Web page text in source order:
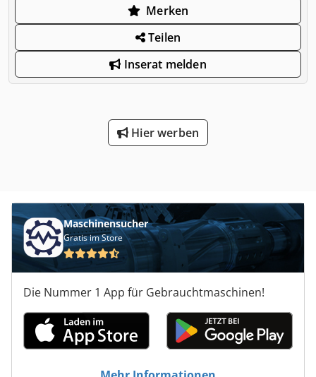
Merken
Teilen
Inserat melden
Hier werben
Maschinensucher
Gratis im Store
Die Nummer 1 App für Gebrauchtmaschinen!